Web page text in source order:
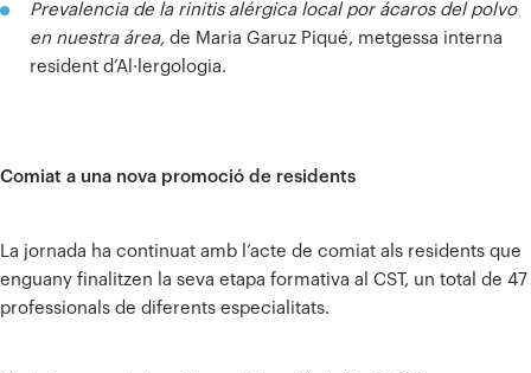
Prevalencia de la rinitis alérgica local por ácaros del polvo
en nuestra área, de Maria Garuz Piqué, metgessa interna
resident d’Al·lergologia.
Comiat a una nova promoció de residents
La jornada ha continuat amb l’acte de comiat als residents que
enguany finalitzen la seva etapa formativa al CST, un total de 47
professionals de diferents especialitats.